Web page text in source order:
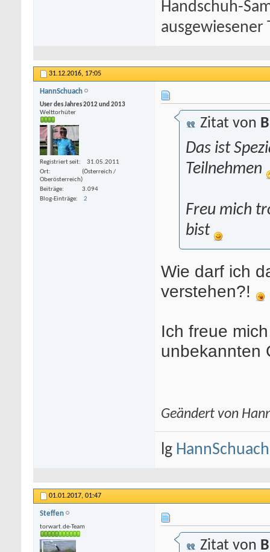
Handschuh-
ausgewiesener
31.12.2016, 17:05
HannSchuach
User des Jahres 2012 und 2013
Welttorhüter
Registriert seit
31.05.2011
Ort
(Österreich /
Oberösterreich)
Beiträge
3.094
Blog-Einträge
2
Zitat von
Das ist
Teilnehmen
Freu mich
bist
Wie darf ich
verstehen?!
Ich freue
unbekannten
Geändert von
lg HannSchuach
01.01.2017, 01:47
Steffen
torwart.de-Team
Zitat von